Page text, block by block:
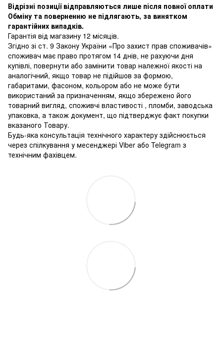
Відрізні позиції відправляються лише після повної оплати
Обміну та поверненню не підлягають, за винятком
гарантійних випадків.
Гарантія від магазину 12 місяців.
Згідно зі ст. 9 Закону України «Про захист прав споживачів»
споживач має право протягом 14 днів, не рахуючи дня
купівлі, повернути або замінити товар належної якості на
аналогічний, якщо товар не підійшов за формою,
габаритами, фасоном, кольором або не може бути
використаний за призначенням, якщо збережено його
товарний вигляд, споживчі властивості , пломби, заводська
упаковка, а також документ, що підтверджує факт покупки
вказаного Товару.
Будь-яка консультація технічного характеру здійснюється
через спілкування у месенджері Viber або Telegram з
технічним фахівцем.